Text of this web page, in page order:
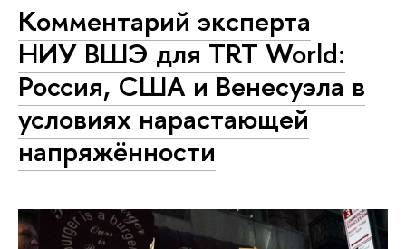
Комментарий эксперта
НИУ ВШЭ для TRT World:
Россия, США и Венесуэла в
условиях нарастающей
напряжённости